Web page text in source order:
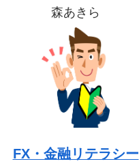
森あきら
FX・金融リテラシー